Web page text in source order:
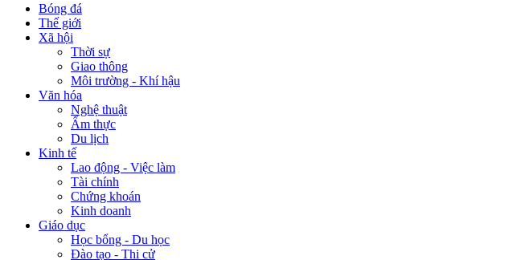
Bóng đá
Thế giới
Xã hội
Thời sự
Giao thông
Môi trường - Khí hậu
Văn hóa
Nghệ thuật
Ẩm thực
Du lịch
Kinh tế
Lao động - Việc làm
Tài chính
Chứng khoán
Kinh doanh
Giáo dục
Học bổng - Du học
Đào tạo - Thi cử